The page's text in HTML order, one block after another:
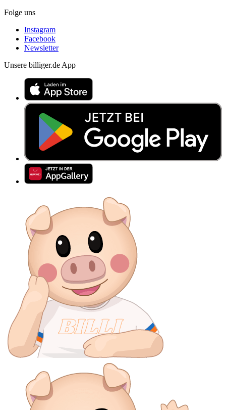
Folge uns
Instagram
Facebook
Newsletter
Unsere billiger.de App